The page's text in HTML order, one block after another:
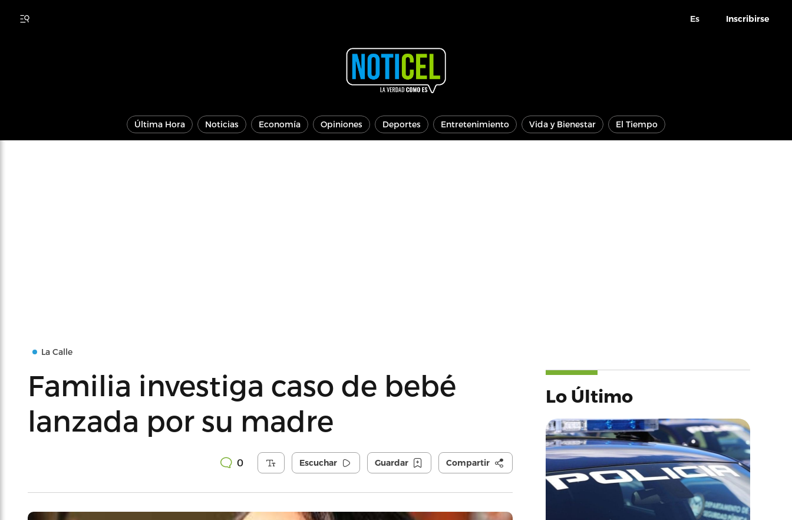
Es Inscribirse
Última Hora Noticias Economía Opiniones Deportes Entretenimiento Vida y Bienestar El Tiempo
La Calle
Familia investiga caso de bebé
lanzada por su madre
0 Escuchar Guardar Compartir
Lo Último